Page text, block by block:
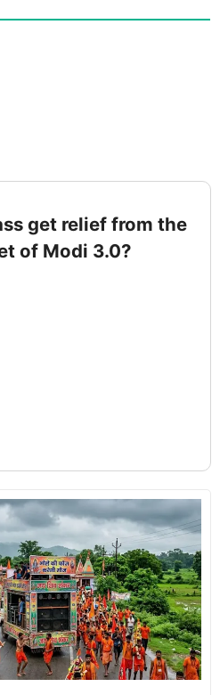
get relief from the
of Modi 3.0?